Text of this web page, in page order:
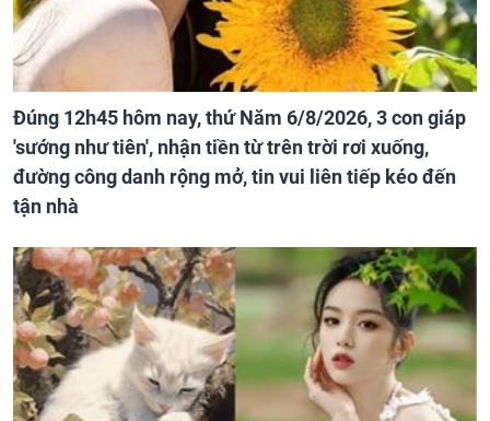
Đúng 12h45 hôm nay, thứ Năm 6/8/2026, 3 con giáp
'sướng như tiên', nhận tiền từ trên trời rơi xuống,
đường công danh rộng mở, tin vui liên tiếp kéo đến
tận nhà